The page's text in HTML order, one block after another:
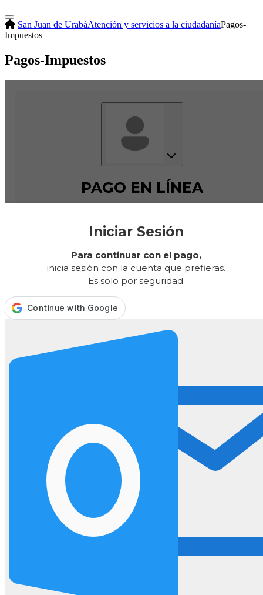
San Juan de UrabáAtención y servicios a la ciudadaníaPagos-
Impuestos
Pagos-Impuestos